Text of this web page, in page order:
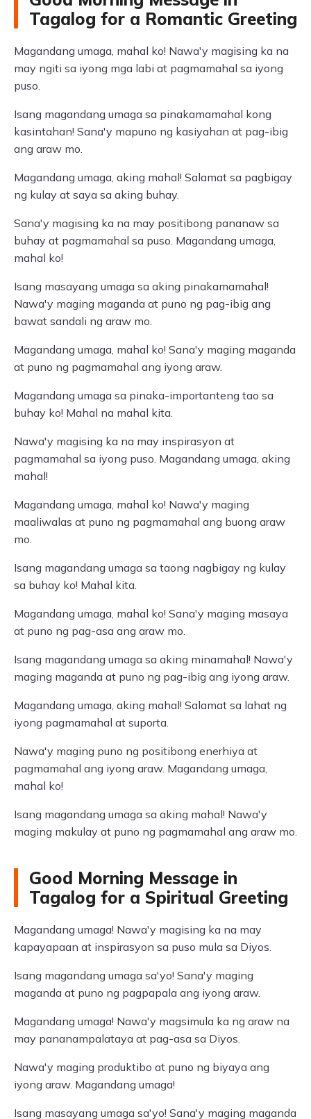
Tagalog for a Romantic Greeting
Magandang umaga, mahal ko! Nawa'y magising ka na
may ngiti sa iyong mga labi at pagmamahal sa iyong
puso.
Isang magandang umaga sa pinakamamahal kong
kasintahan! Sana'y mapuno ng kasiyahan at pag-ibig
ang araw mo.
Magandang umaga, aking mahal! Salamat sa pagbigay
ng kulay at saya sa aking buhay.
Sana'y magising ka na may positibong pananaw sa
buhay at pagmamahal sa puso. Magandang umaga,
mahal ko!
Isang masayang umaga sa aking pinakamamahal!
Nawa'y maging maganda at puno ng pag-ibig ang
bawat sandali ng araw mo.
Magandang umaga, mahal ko! Sana'y maging maganda
at puno ng pagmamahal ang iyong araw.
Magandang umaga sa pinaka-importanteng tao sa
buhay ko! Mahal na mahal kita.
Nawa'y magising ka na may inspirasyon at
pagmamahal sa iyong puso. Magandang umaga, aking
mahal!
Magandang umaga, mahal ko! Nawa'y maging
maaliwalas at puno ng pagmamahal ang buong araw
mo.
Isang magandang umaga sa taong nagbigay ng kulay
sa buhay ko! Mahal kita.
Magandang umaga, mahal ko! Sana'y maging masaya
at puno ng pag-asa ang araw mo.
Isang magandang umaga sa aking minamahal! Nawa'y
maging maganda at puno ng pag-ibig ang iyong araw.
Magandang umaga, aking mahal! Salamat sa lahat ng
iyong pagmamahal at suporta.
Nawa'y maging puno ng positibong enerhiya at
pagmamahal ang iyong araw. Magandang umaga,
mahal ko!
Isang magandang umaga sa aking mahal! Nawa'y
maging makulay at puno ng pagmamahal ang araw mo.
Good Morning Message in
Tagalog for a Spiritual Greeting
Magandang umaga! Nawa'y magising ka na may
kapayapaan at inspirasyon sa puso mula sa Diyos.
Isang magandang umaga sa'yo! Sana'y maging
maganda at puno ng pagpapala ang iyong araw.
Magandang umaga! Nawa'y magsimula ka ng araw na
may pananampalataya at pag-asa sa Diyos.
Nawa'y maging produktibo at puno ng biyaya ang
iyong araw. Magandang umaga!
Isang masayang umaga sa'yo! Sana'y maging maganda